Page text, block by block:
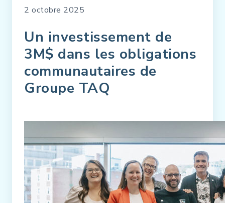
2 octobre 2025
Un investissement de
3M$ dans les obligations
communautaires de
Groupe TAQ